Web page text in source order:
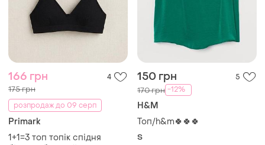
180 грн 0
Shein
Синій топ через шию і
завʼязкою shein розмір с
S і ще 1
160 грн 0
Shein
XХS і ще 1